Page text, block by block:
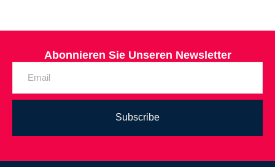
Abonnieren Sie Unseren Newsletter
Subscribe